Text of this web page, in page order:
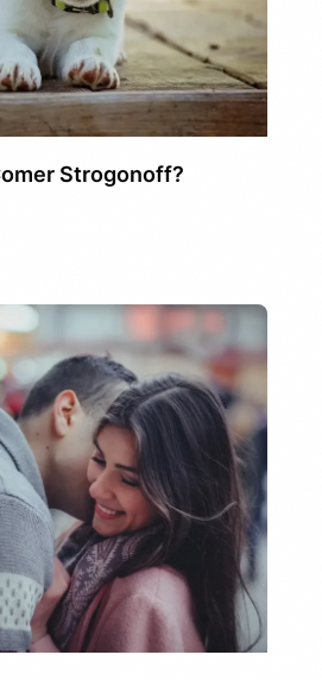
Strogonoff?